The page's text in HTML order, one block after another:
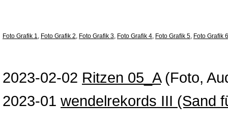
Foto Grafik 1, Foto Grafik 2, Foto Grafik 3, Foto Grafik 4, Foto Grafik 5, Foto Grafik 6
2023-02-02 Ritzen 05_A(Foto,
2023-01 wendelrekords III (Sand